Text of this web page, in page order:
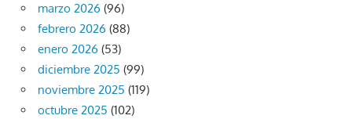
marzo 2026 (96)
febrero 2026 (88)
enero 2026 (53)
diciembre 2025 (99)
noviembre 2025 (119)
octubre 2025 (102)